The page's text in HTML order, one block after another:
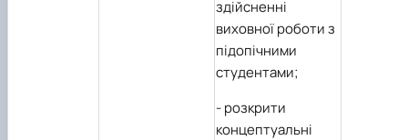
здійсненні
виховної роботи з
підопічними
студентами;
-розкрити
концептуальні